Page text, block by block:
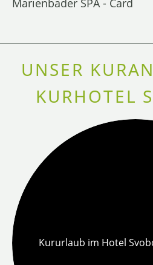
Marienbader SPA - Card
UNSER
KURHOTEL
Kururlaub im Hotel